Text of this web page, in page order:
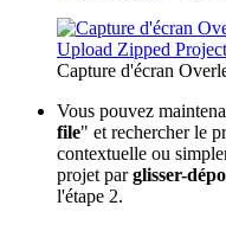
Capture d'écran
Vous pouvez
file" et rechercher le
contextuelle ou
projet parglisser-
l'étape 2.